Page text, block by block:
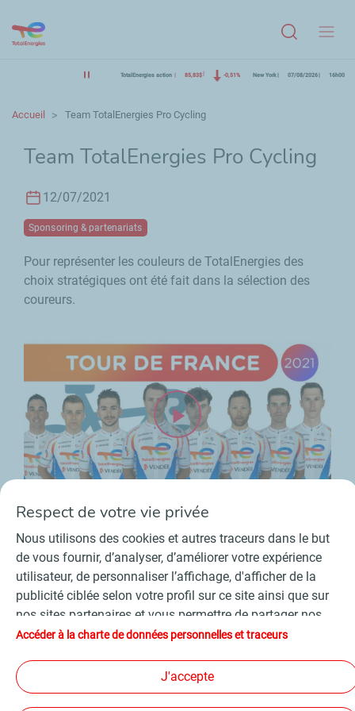
TotalEnergies action 85,83$ -0,51% New York 07/08/2026 16h00
Accueil Team TotalEnergies Pro Cycling
Team TotalEnergies Pro Cycling
12/07/2021
Sponsoring & partenariats
Pour représenter les couleurs de TotalEnergies des
choix stratégiques ont été fait dans la sélection des
coureurs.
TotalEnergies
Contact Fournisseurs
Espace presse
Conditions Générales d’Utilisation
Charte de données personnelles et cookies
Respect de votre vie privée
Nous utilisons des cookies et autres traceurs dans le but
de vous fournir, d’analyser, d’améliorer votre expérience
utilisateur, de personnaliser l’affichage, d'afficher de la
publicité ciblée selon votre profil sur ce site ainsi que sur
nos sites partenaires et vous permettre de partager nos
contenus sur les réseaux sociaux. Conformément à la
d'audience sont déposés par défaut. Vous pouvez à tout
moment modifier vos paramètres de cookies en cliquant
Accéder à la charte de données personnelles et traceurs
J'accepte